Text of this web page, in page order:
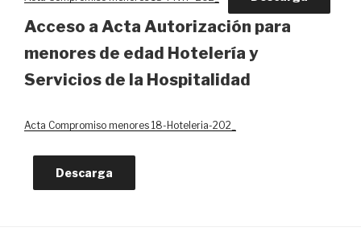
Acceso a Acta Autorización para
menores de edad Hotelería y
Servicios de la Hospitalidad
Acta Compromiso menores 18-Hoteleria-202_
Descarga